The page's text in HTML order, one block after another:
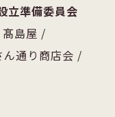
立準備委員会
髙島屋 /
ん通り商店会 /